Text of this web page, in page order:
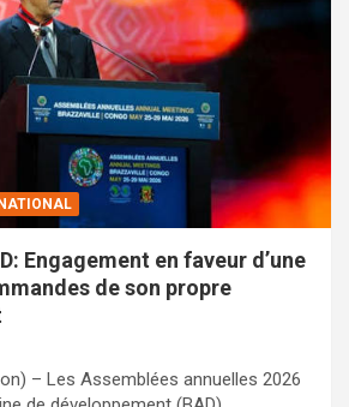
Engagement en faveur d’une
de son propre
– Les Assemblées annuelles 2026